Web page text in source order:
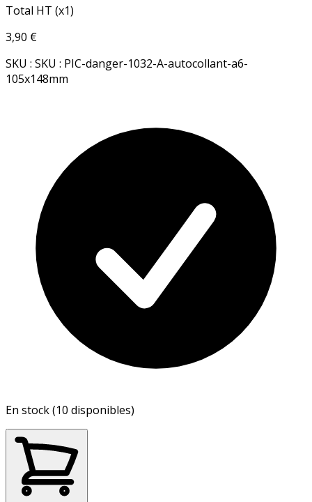
Total HT (x1)
3,90 €
SKU : SKU : PIC-danger-1032-A-autocollant-a6-
105x148mm
En stock (10 disponibles)